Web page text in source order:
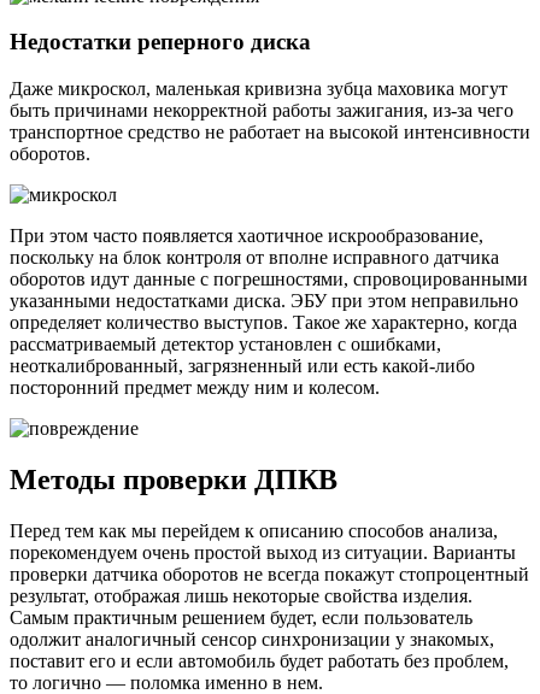
Недостатки реперного диска
Даже микроскол, маленькая кривизна зубца маховика могут
быть причинами некорректной работы зажигания, из-за чего
транспортное средство не работает на высокой интенсивности
оборотов.
При этом часто появляется хаотичное искрообразование,
поскольку на блок контроля от вполне исправного датчика
оборотов идут данные с погрешностями, спровоцированными
указанными недостатками диска. ЭБУ при этом неправильно
определяет количество выступов. Такое же характерно, когда
рассматриваемый детектор установлен с ошибками,
неоткалиброванный, загрязненный или есть какой-либо
посторонний предмет между ним и колесом.
Методы проверки ДПКВ
Перед тем как мы перейдем к описанию способов анализа,
порекомендуем очень простой выход из ситуации. Варианты
проверки датчика оборотов не всегда покажут стопроцентный
результат, отображая лишь некоторые свойства изделия.
Самым практичным решением будет, если пользователь
одолжит аналогичный сенсор синхронизации у знакомых,
поставит его и если автомобиль будет работать без проблем,
то логично — поломка именно в нем.